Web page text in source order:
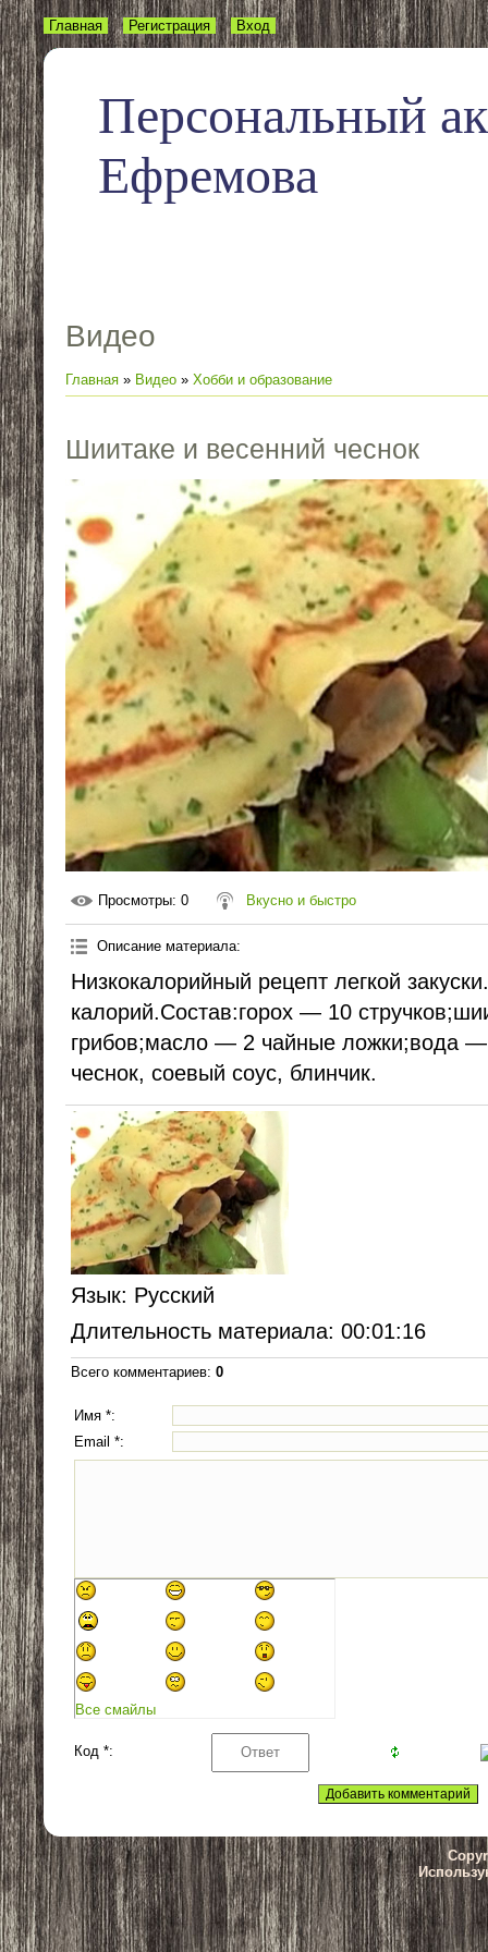
Персональный
Ефремова
Главная Регистрация Вход
Видео
Главная » Видео » Хобби и образование
Шиитаке и весенний чеснок
Просмотры: 0 Вкусно и быстро
Описание материала:
Низкокалорийный рецепт легкой
калорий.Состав:горох — 10
грибов;масло — 2 чайные ложки;вода —
чеснок, соевый соус, блинчик.
Язык: Русский
Длительность материала: 00:01:16
Всего комментариев: 0
Имя *:
Email *:
Все смайлы
Код *: